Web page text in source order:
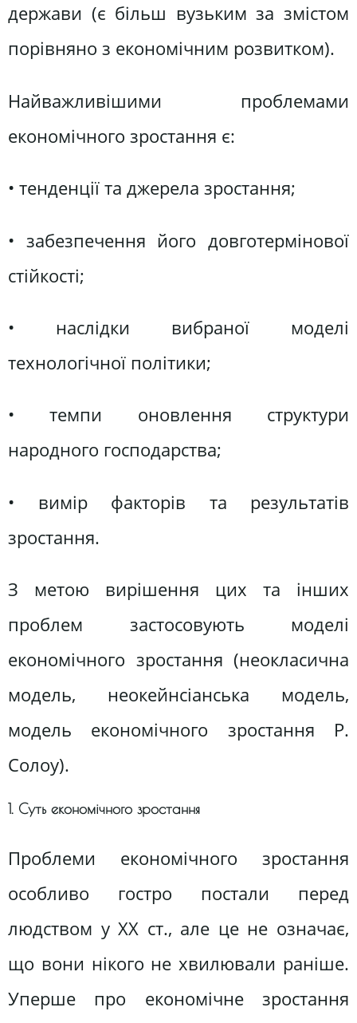
держави (є більш вузьким за змістом
порівняно з економічним розвитком).
Найважливішими проблемами
економічного зростання є:
• тенденції та джерела зростання;
• забезпечення його довготермінової
стійкості;
• наслідки вибраної моделі
технологічної політики;
• темпи оновлення структури
народного господарства;
• вимір факторів та результатів
зростання.
З метою вирішення цих та інших
проблем застосовують моделі
економічного зростання (неокласична
модель, неокейнсіанська модель,
модель економічного зростання Р.
Солоу).
1. Суть економічного зростання
Проблеми економічного зростання
особливо гостро постали перед
людством у XX ст., але це не означає,
що вони нікого не хвилювали раніше.
Уперше про економічне зростання